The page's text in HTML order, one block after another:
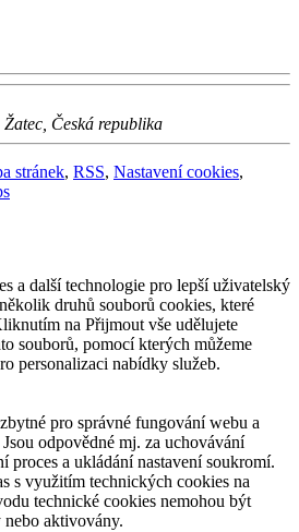
Žatec Česká republika
stránek, RSS, Nastavení cookies,
a další technologie pro lepší uživatelský
druhů souborů cookies, které
na Přijmout vše udělujete
souborů, pomocí kterých můžeme
personalizaci nabídky služeb.
pro správné fungování webu a
odpovědné mj. za uchovávání
proces a ukládání nastavení soukromí.
s využitím technických cookies na
technické cookies nemohou být
aktivovány.